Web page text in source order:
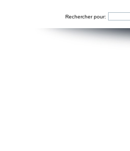
Rechercher pour: